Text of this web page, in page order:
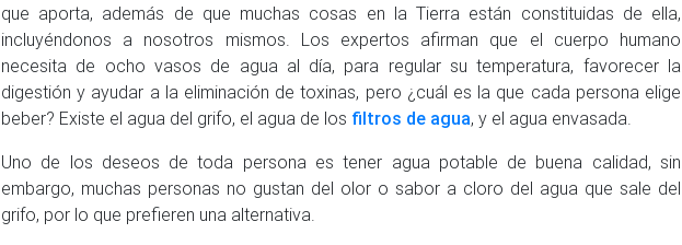
que aporta, además de que muchas cosas en la Tierra están constituidas de ella,
incluyéndonos a nosotros mismos. Los expertos afirman que el cuerpo humano
necesita de ocho vasos de agua al día, para regular su temperatura, favorecer la
digestión y ayudar a la eliminación de toxinas, pero ¿cuál es la que cada persona elige
beber? Existe el agua del grifo, el agua de los filtros de agua, y el agua envasada.
Uno de los deseos de toda persona es tener agua potable de buena calidad, sin
embargo, muchas personas no gustan del olor o sabor a cloro del agua que sale del
grifo, por lo que prefieren una alternativa.